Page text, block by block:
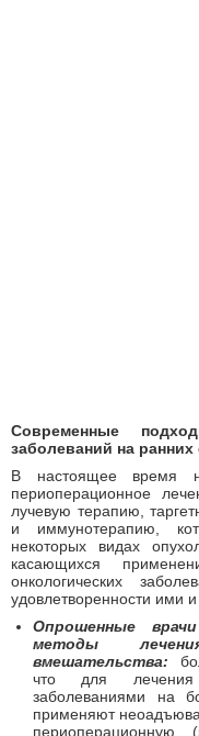
Современные
заболеваний на ранних
В настоящее время
периоперационное
лучевую терапию,
и иммунотерапию,
некоторых видах
касающихся
онкологических
удовлетворенности ими
Опрошенные
методы
вмешательства:
что для лечения
заболеваниями на
применяют
периоперационную